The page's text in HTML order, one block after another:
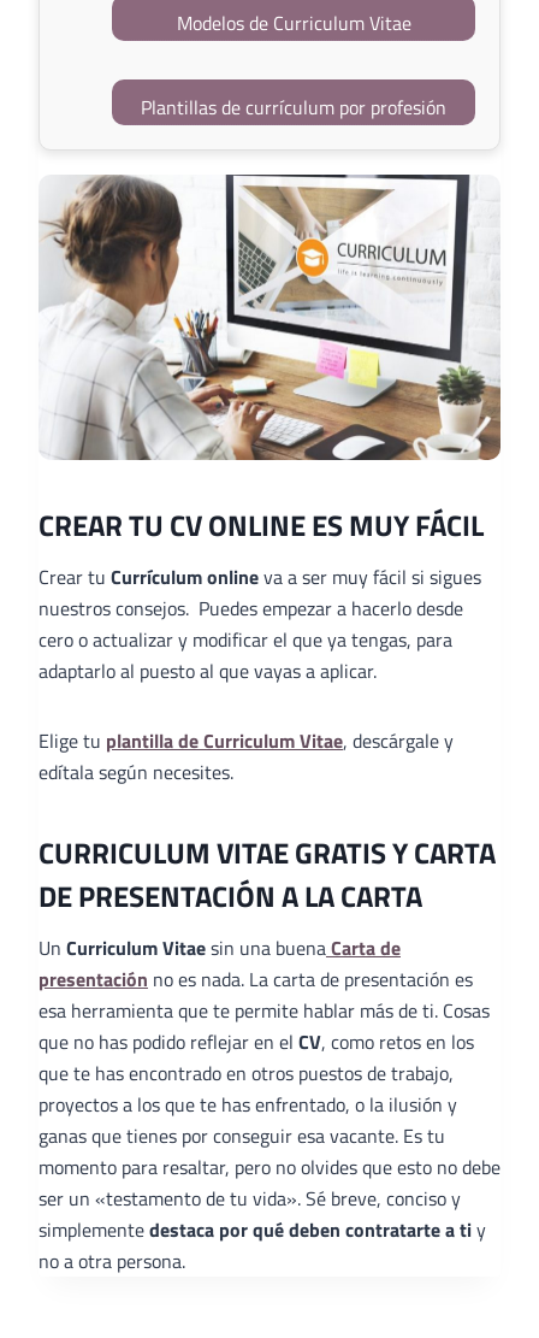
Modelos de Curriculum Vitae
Plantillas de currículum por profesión
CREAR TU CV ONLINE ES MUY FÁCIL
Crear tu Currículum onlineva a ser muy fácil si sigues
nuestros consejos. Puedes empezar a hacerlo desde
cero o actualizar y modificar el que ya tengas, para
adaptarlo al puesto al que vayas a aplicar.
Elige tu plantilla de Curriculum Vitae, descárgale y
edítala según necesites.
CURRICULUM VITAE GRATIS Y CARTA
DE PRESENTACIÓN A LA CARTA
Un Curriculum Vitaesin una buenaCarta de
presentación no es nada. La carta de presentación es
esa herramienta que te permite hablar más de ti. Cosas
que no has podido reflejar en el CV, como retos en los
que te has encontrado en otros puestos de trabajo,
proyectos a los que te has enfrentado, o la ilusión y
ganas que tienes por conseguir esa vacante. Es tu
momento para resaltar, pero no olvides que esto no debe
ser un «testamento de tu vida». Sé breve, conciso y
simplementedestaca por qué deben contratarte a tiy
no a otra persona.